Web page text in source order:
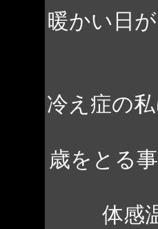
暖かい日
冷え症の
歳をとる
体感